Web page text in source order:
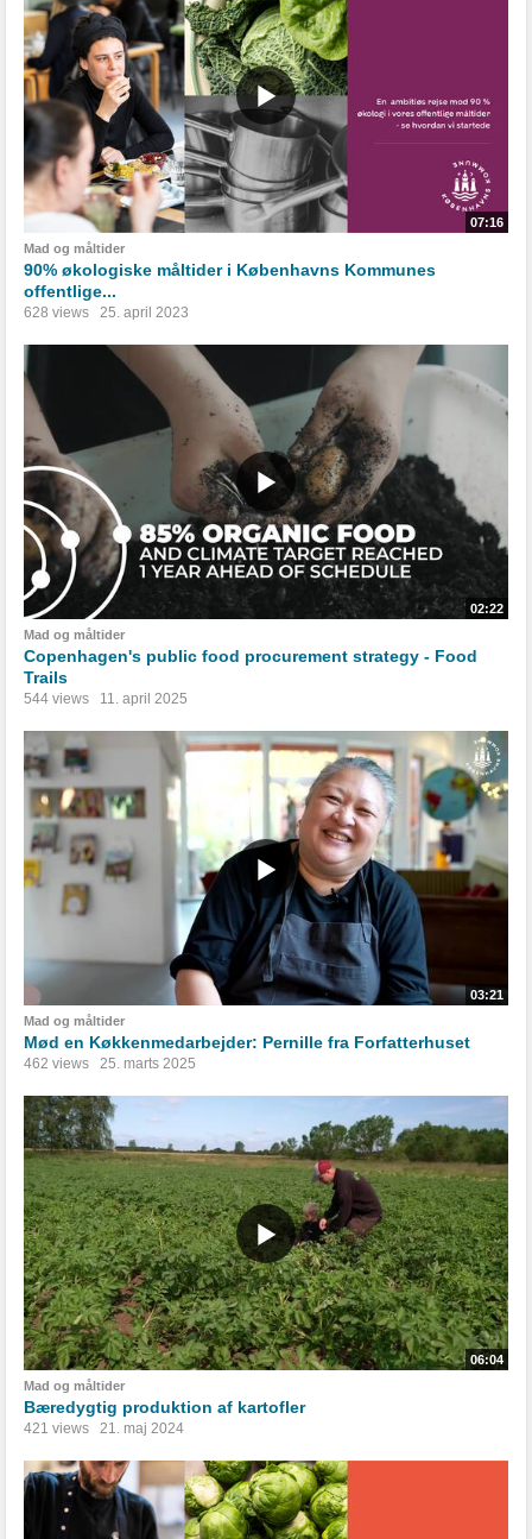
07:16
Mad og måltider
90% økologiske måltider i Københavns Kommunes
offentlige...
628 views 25. april 2023
02:22
Mad og måltider
Copenhagen's public food procurement strategy - Food
Trails
544 views 11. april 2025
03:21
Mad og måltider
Mød en Køkkenmedarbejder: Pernille fra Forfatterhuset
462 views 25. marts 2025
06:04
Mad og måltider
Bæredygtig produktion af kartofler
421 views 21. maj 2024